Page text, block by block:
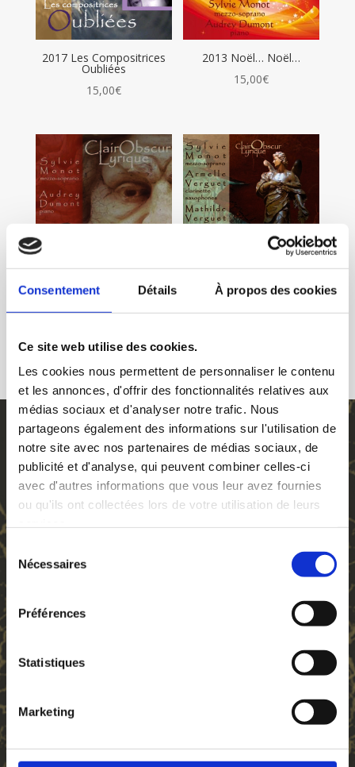
Consentement Détails À propos des cookies
Ce site web utilise des cookies.
Les cookies nous permettent de personnaliser le contenu
et les annonces, d'offrir des fonctionnalités relatives aux
médias sociaux et d'analyser notre trafic. Nous
partageons également des informations sur l'utilisation de
notre site avec nos partenaires de médias sociaux, de
publicité et d'analyse, qui peuvent combiner celles-ci
avec d'autres informations que vous leur avez fournies
ou qu'ils ont collectées lors de votre utilisation de leurs
Sélection
consentement
Nécessaires
Préférences
Statistiques
Marketing
2017 Les Compositrices
Oubliées
15,00€
2013 Noël… Noël…
15,00€
2014 Si Rameau m’était
chanté
2015 Sacra Musica
15,00€
Les prestations
ClairObscur-Lyrique propose des prestations
ClairObscur-Lyrique propose des concerts publics ou
saison culturelle, d’évènements patrimoniaux,